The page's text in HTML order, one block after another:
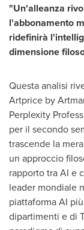
"Un'alleanza
l'abbonamento
ridefinirà
dimensione
Questa analisi
Artprice by
Perplexity
per il secondo
trascende la
un approccio
rapporto tra AI e
leader mondiale
piattaforma AI
dipartimenti e di